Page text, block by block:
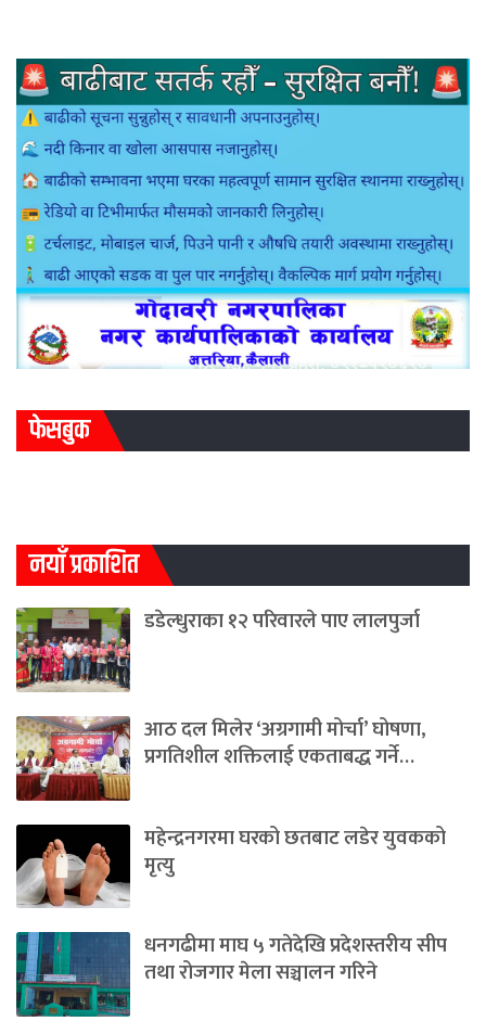
फेसबुक
नयाँ प्रकाशित
डडेल्धुराका १२ परिवारले पाए लालपुर्जा
आठ दल मिलेर ‘अग्रगामी मोर्चा’ घोषणा,
प्रगतिशील शक्तिलाई एकताबद्ध गर्ने…
महेन्द्रनगरमा घरको छतबाट लडेर युवकको
मृत्यु
धनगढीमा माघ ५ गतेदेखि प्रदेशस्तरीय सीप
तथा रोजगार मेला सञ्चालन गरिने